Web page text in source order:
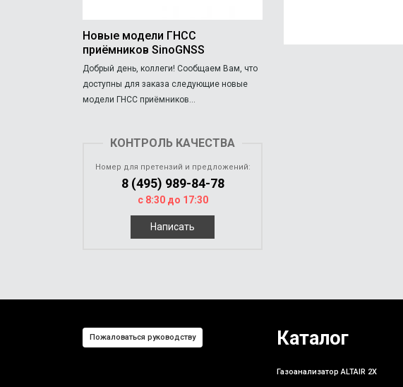
Новые модели ГНСС
приёмников SinoGNSS
Добрый день, коллеги! Сообщаем Вам, что
доступны для заказа следующие новые
модели ГНСС приёмников...
КОНТРОЛЬ КАЧЕСТВА
Номер для претензий и предложений:
8 (495) 989-84-78
с 8:30 до 17:30
Написать
Пожаловаться руководству Каталог
Газоанализатор ALTAIR 2X